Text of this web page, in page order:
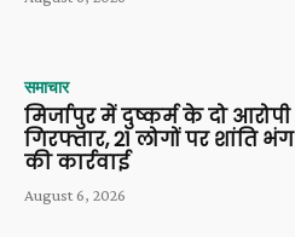
समाचार
मिर्जापुर में दुष्कर्म के दो आरोपी
गिरफ्तार, 21 लोगों पर शांति भंग
की कार्रवाई
August 6, 2026